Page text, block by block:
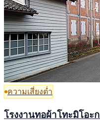
ความเสี่ยงต่ำ
โรงงานทอผ้าโทะมิโอะ